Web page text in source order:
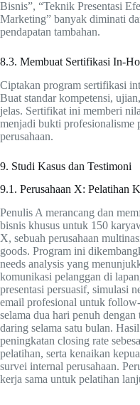
Bisnis”, “Teknik Presentasi
Marketing” banyak diminati
pendapatan tambahan.
8.3. Membuat Sertifikasi In-
Ciptakan program sertifikasi
Buat standar kompetensi,
jelas. Sertifikat ini memberi
menjadi bukti profesionalisme
perusahaan.
9. Studi Kasus dan Testimoni
9.1. Perusahaan X: Pelatihan
Penulis A merancang dan
bisnis khusus untuk 150
X, sebuah perusahaan
goods. Program ini
needs analysis yang
komunikasi pelanggan di
presentasi persuasif, simulasi
email profesional untuk
selama dua hari penuh
daring selama satu bulan.
peningkatan closing rate
pelatihan, serta kenaikan
survei internal perusahaan.
kerja sama untuk pelatihan